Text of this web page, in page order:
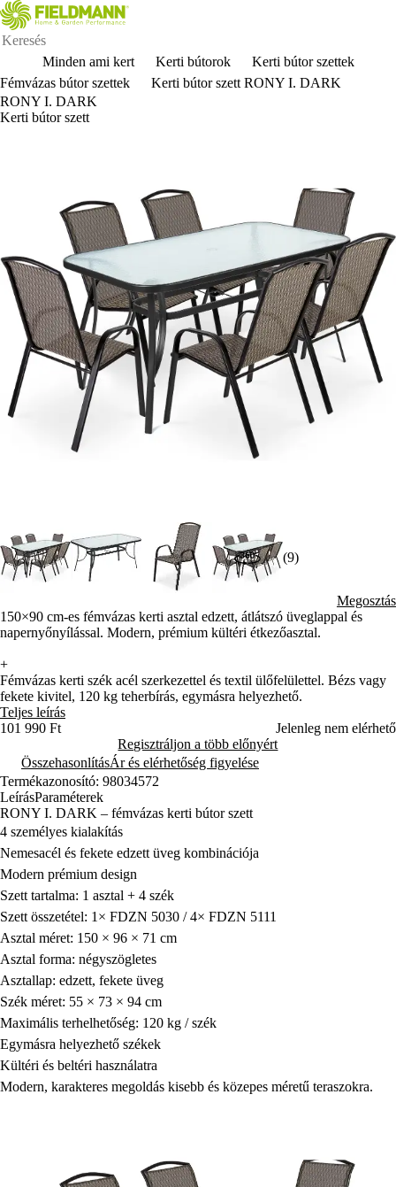
Minden ami kert Kerti bútorok
Kerti bútor szettek
Fémvázas bútor szettek
Kerti bútor szett RONY I. DARK
RONY I. DARK
Kerti bútor szett
(9)
Megosztás
150×90 cm-es fémvázas kerti asztal edzett, átlátszó üveglappal és
napernyőnyílással. Modern, prémium kültéri étkezőasztal.
+
Fémvázas kerti szék acél szerkezettel és textil ülőfelülettel. Bézs vagy
fekete kivitel, 120 kg teherbírás, egymásra helyezhető.
Teljes leírás
101 990 Ft
Jelenleg nem elérhető
Regisztráljon a több előnyért
ÖsszehasonlításÁr és elérhetőség figyelése
Termékazonosító: 98034572
LeírásParaméterek
RONY I. DARK – fémvázas kerti bútor szett
4 személyes kialakítás
Nemesacél és fekete edzett üveg kombinációja
Modern prémium design
Szett tartalma: 1 asztal + 4 szék
Szett összetétel: 1× FDZN 5030 / 4× FDZN 5111
Asztal méret: 150 × 96 × 71 cm
Asztal forma: négyszögletes
Asztallap: edzett, fekete üveg
Szék méret: 55 × 73 × 94 cm
Maximális terhelhetőség: 120 kg / szék
Egymásra helyezhető székek
Kültéri és beltéri használatra
Modern, karakteres megoldás kisebb és közepes méretű teraszokra.